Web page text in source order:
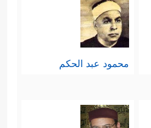
محمود عبد الحكم